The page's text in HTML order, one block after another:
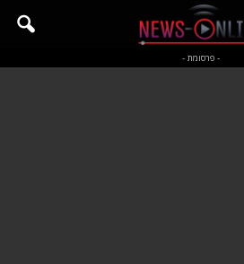
- פרסומת -